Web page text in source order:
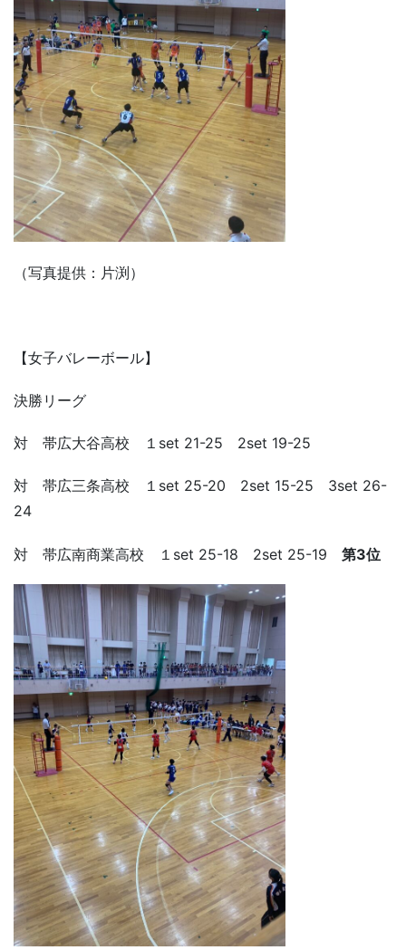
（写真提供：片渕）
【女子バレーボール】
決勝リーグ
対 帯広大谷高校 １set 21-25 2set 19-25
対 帯広三条高校 １set 25-20 2set 15-25 3set 26-
24
対 帯広南商業高校 １set 25-18 2set 25-19 第3位